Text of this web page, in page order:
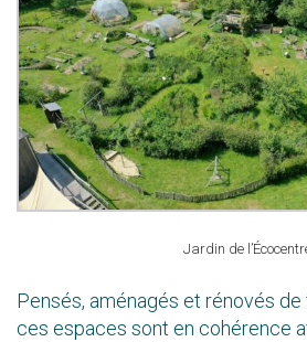
Jardin de
Pensés, aménagés et rénovés
ces espaces sont en cohérence